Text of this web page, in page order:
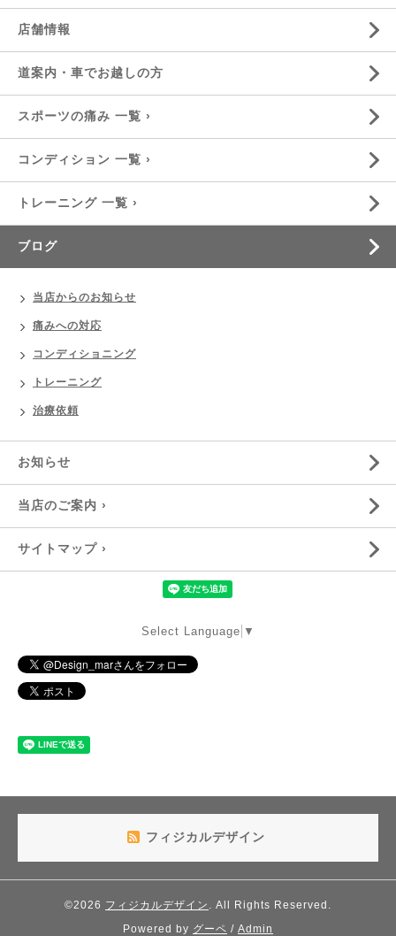
店舗情報
道案内・車でお越しの方
スポーツの痛み 一覧 ›
コンディション 一覧 ›
トレーニング 一覧 ›
ブログ
当店からのお知らせ
痛みへの対応
コンディショニング
トレーニング
治療依頼
お知らせ
当店のご案内 ›
サイトマップ ›
Select Language ▼
フィジカルデザイン
©2026 フィジカルデザイン . All Rights Reserved.
Powered by グーペ / Admin